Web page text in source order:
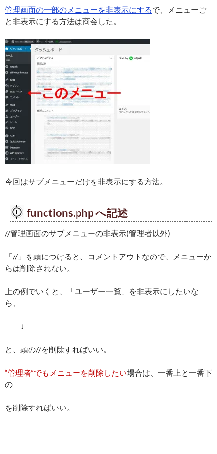
管理画面の一部のメニューを非表示にするで、メニューご
と非表示にする方法は商会した。
今回はサブメニューだけを非表示にする方法。
functions.php へ記述
//管理画面のサブメニューの非表示(管理者以外)
「//」を頭につけると、コメントアウトなので、メニューか
らは削除されない。
上の例でいくと、「ユーザー一覧」を非表示にしたいな
ら、
↓
と、頭の//を削除すればいい。
“管理者”でもメニューを削除したい場合は、一番上と一番下
の
を削除すればいい。